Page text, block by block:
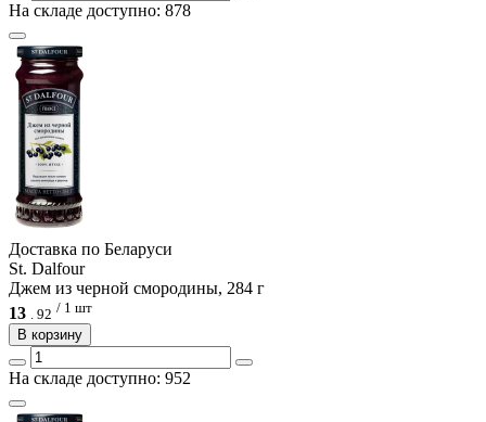
На складе доступно: 878
Доcтавка по Беларуси
St. Dalfour
Джем из черной смородины, 284 г
13
92 / 1 шт
В корзину
На складе доступно: 952